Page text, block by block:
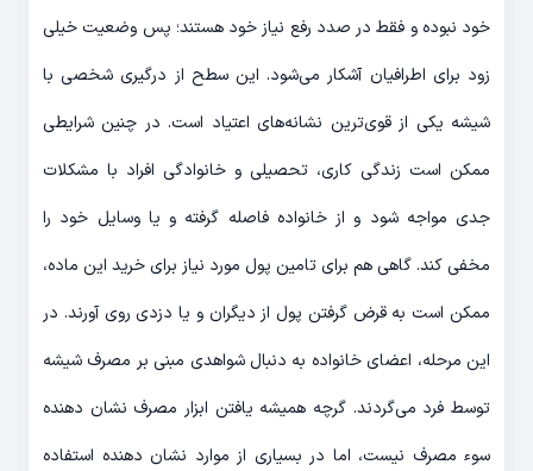
خود نبوده و فقط در صدد رفع نیاز خود هستند؛ پس وضعیت خیلی
زود برای اطرافیان آشکار می‌شود. این سطح از درگیری شخصی با
شیشه یکی از قوی‌ترین نشانه‌های اعتیاد است. در چنین شرایطی
ممکن است زندگی کاری، تحصیلی و خانوادگی افراد با مشکلات
جدی مواجه شود و از خانواده فاصله گرفته و یا وسایل خود را
مخفی کند. گاهی هم برای تامین پول مورد نیاز برای خرید این ماده،
ممکن است به قرض گرفتن پول از دیگران و یا دزدی روی آورند. در
این مرحله، اعضای خانواده به دنبال شواهدی مبنی بر مصرف شیشه
توسط فرد می‌گردند. گرچه همیشه یافتن ابزار مصرف نشان دهنده
سوء مصرف نیست، اما در بسیاری از موارد نشان دهنده استفاده